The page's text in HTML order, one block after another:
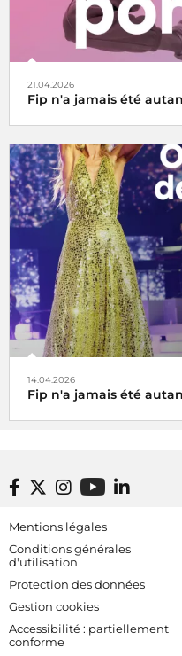
21.04.2026
Fip n'a jamais été
14.04.2026
Fip n'a jamais été
Footer bottom
Mentions légales
Conditions générales
d'utilisation
Protection des données
Gestion cookies
Accessibilité : partiellement
conforme